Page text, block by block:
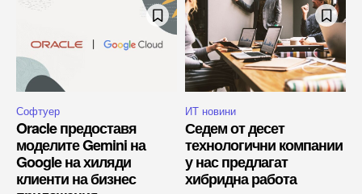
Софтуер
Oracle предоставя
моделите Gemini на
Google на хиляди
клиенти на бизнес
ИТ новини
Седем от десет
технологични компании
у нас предлагат
хибридна работа